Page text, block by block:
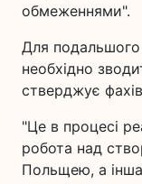
обмеженнями".
Для подальшого
необхідно
стверджує
"Це в процесі
робота над
Польщею, а